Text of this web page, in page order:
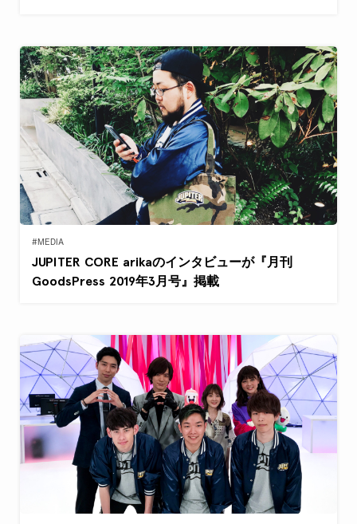
#MEDIA
JUPITER CORE arikaのインタビューが『月刊
GoodsPress 2019年3月号』掲載